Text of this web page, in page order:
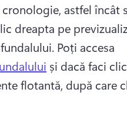
astfel încât
dreapta pe
Poți accesa
și dacă faci
flotantă, după care